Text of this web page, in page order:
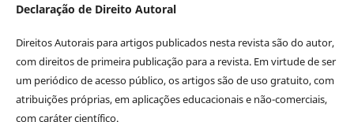
Declaração de Direito Autoral
Direitos Autorais para artigos publicados nesta revista são do autor,
com direitos de primeira publicação para a revista. Em virtude de ser
um periódico de acesso público, os artigos são de uso gratuito, com
atribuições próprias, em aplicações educacionais e não-comerciais,
com caráter científico.